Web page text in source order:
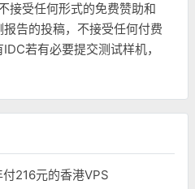
接受任何形式的免费赞助和
告的投稿，不接受任何付费
若有必要提交测试样机，
216元的香港VPS